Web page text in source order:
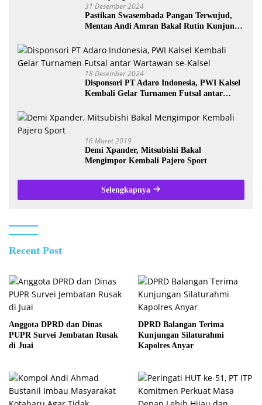
31 Desember 2024
Pastikan Swasembada Pangan Terwujud,
Mentan Andi Amran Bakal Rutin Kunjungi
18 Desember 2024
Disponsori PT Adaro Indonesia, PWI Kalsel
Kembali Gelar Turnamen Futsal antar
16 Maret 2019
Demi Xpander, Mitsubishi Bakal
Mengimpor Kembali Pajero Sport
Selengkapnya
Recent Post
Anggota DPRD dan Dinas
PUPR Survei Jembatan Rusak
di Juai
DPRD Balangan Terima
Kunjungan Silaturahmi
Kapolres Anyar